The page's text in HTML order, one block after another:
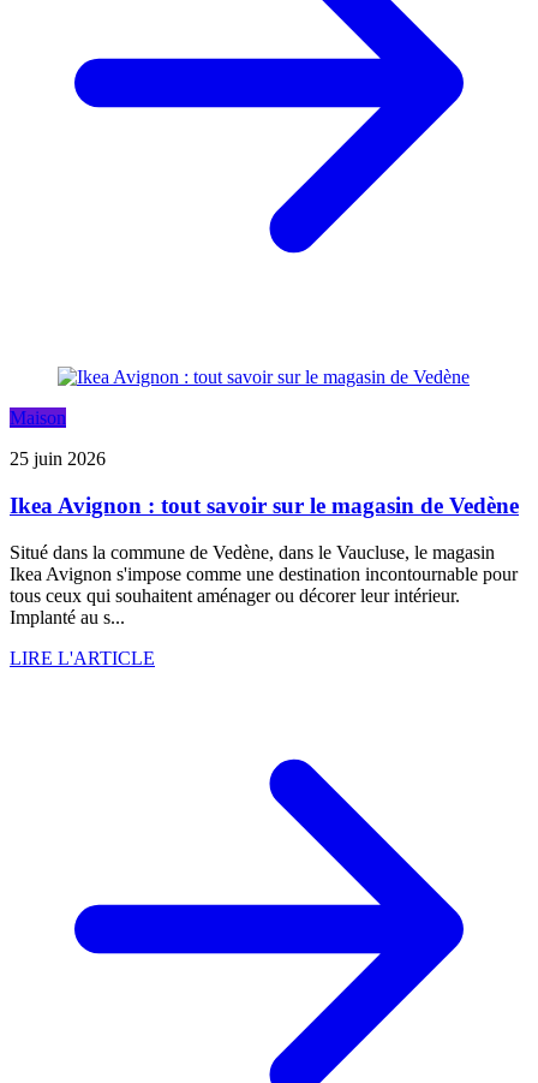
Maison
25 juin 2026
Ikea Avignon : tout savoir sur le magasin de Vedène
Situé dans la commune de Vedène, dans le Vaucluse, le magasin
Ikea Avignon s'impose comme une destination incontournable pour
tous ceux qui souhaitent aménager ou décorer leur intérieur.
Implanté au s...
LIRE L'ARTICLE